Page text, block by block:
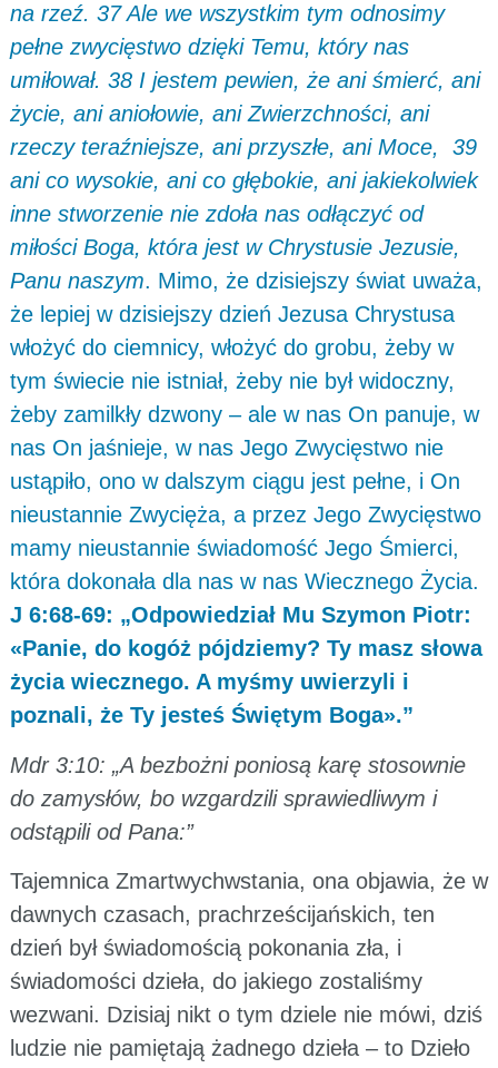
na rzeź. 37 Ale we wszystkim tym odnosimy
pełne zwycięstwo dzięki Temu, który nas
umiłował. 38 I jestem pewien, że ani śmierć, ani
życie, ani aniołowie, ani Zwierzchności, ani
rzeczy teraźniejsze, ani przyszłe, ani Moce, 39
ani co wysokie, ani co głębokie, ani jakiekolwiek
inne stworzenie nie zdoła nas odłączyć od
miłości Boga, która jest w Chrystusie Jezusie,
Panu naszym. Mimo, że dzisiejszy świat uważa,
że lepiej w dzisiejszy dzień Jezusa Chrystusa
włożyć do ciemnicy, włożyć do grobu, żeby w
tym świecie nie istniał, żeby nie był widoczny,
żeby zamilkły dzwony – ale w nas On panuje, w
nas On jaśnieje, w nas Jego Zwycięstwo nie
ustąpiło, ono w dalszym ciągu jest pełne, i On
nieustannie Zwycięża, a przez Jego Zwycięstwo
mamy nieustannie świadomość Jego Śmierci,
która dokonała dla nas w nas Wiecznego Życia.
J 6:68-69: „Odpowiedział Mu Szymon Piotr:
«Panie, do kogóż pójdziemy? Ty masz słowa
życia wiecznego. A myśmy uwierzyli i
poznali, że Ty jesteś Świętym Boga».”
Mdr 3:10: „A bezbożni poniosą karę stosownie
do zamysłów, bo wzgardzili sprawiedliwym i
odstąpili od Pana:”
Tajemnica Zmartwychwstania, ona objawia, że w
dawnych czasach, prachrześcijańskich, ten
dzień był świadomością pokonania zła, i
świadomości dzieła, do jakiego zostaliśmy
wezwani. Dzisiaj nikt o tym dziele nie mówi, dziś
ludzie nie pamiętają żadnego dzieła – to Dzieło